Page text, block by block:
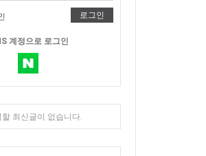
로그인
계정으로 로그인
최신글이 없습니다.